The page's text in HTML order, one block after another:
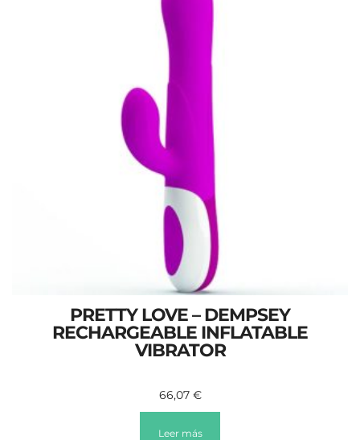
PRETTY LOVE – DEMPSEY
RECHARGEABLE INFLATABLE
VIBRATOR
66,07 €
Leer más